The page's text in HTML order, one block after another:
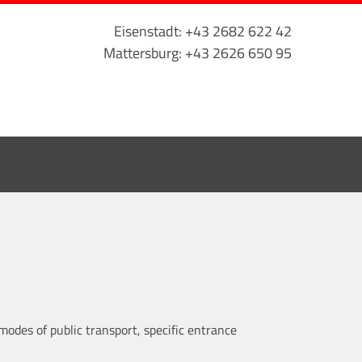
Eisenstadt: +43 2682 622 42
Mattersburg: +43 2626 650 95
of public transport, specific entrance